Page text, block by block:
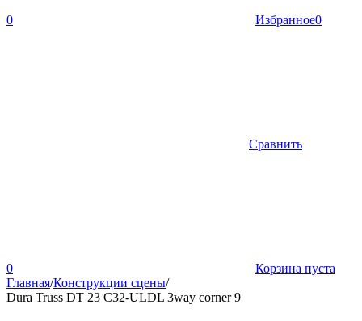
0 Избранное0
Сравнить
0
Корзина пуста
Главная/Конструкции сцены/
Dura Truss DT 23 C32-ULDL 3way corner 9